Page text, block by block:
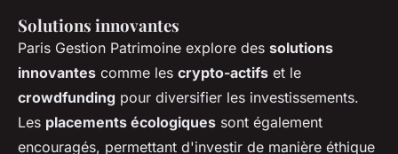
Solutions innovantes
Paris Gestion Patrimoine explore des solutions
innovantes comme les crypto-actifs et le
crowdfunding pour diversifier les investissements.
Les placements écologiques sont également
encouragés, permettant d'investir de manière éthique